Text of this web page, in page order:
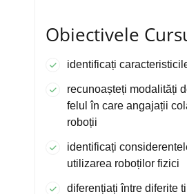
Obiectivele
identificați
recunoașteți modalități
felul în care angajații
roboții
identificați
utilizarea roboților fizici
diferențiați între diferite